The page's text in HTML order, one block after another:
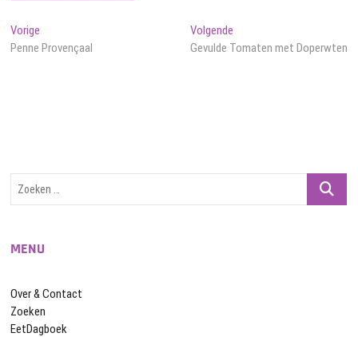
Bericht
navigatie
Vorige
bericht:
Penne Provençaal
VolgendeVolgend
bericht:
Gevulde Tomaten met Doperwten
Zoeken
MENU
Over & Contact
Zoeken
EetDagboek